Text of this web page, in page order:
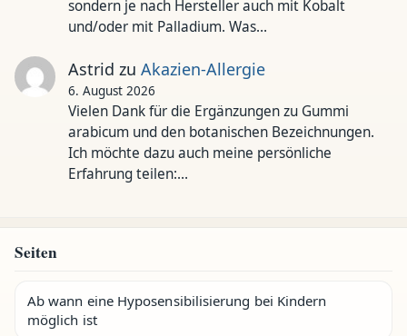
sondern je nach Hersteller auch mit Kobalt
und/oder mit Palladium. Was…
Astrid zu Akazien-Allergie
6. August 2026
Vielen Dank für die Ergänzungen zu Gummi
arabicum und den botanischen Bezeichnungen.
Ich möchte dazu auch meine persönliche
Erfahrung teilen:…
Seiten
Ab wann eine Hyposensibilisierung bei Kindern
möglich ist